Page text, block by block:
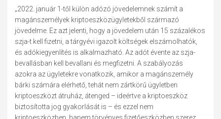
„2022. január 1-től külön adózó jövedelemnek számít a
magánszemélyek kriptoeszközügyletekből származó
jövedelme. Ez azt jelenti, hogy a jövedelem után 15 százalékos
szja-t kell fizetni, a tárgyévi igazolt költségek elszámolhatók,
és adókiegyenlítés is alkalmazható. Az adót évente az szja-
bevallásban kell bevallani és megfizetni. A szabályozás
azokra az ügyletekre vonatkozik, amikor a magánszemély
bárki számára elérhető, tehát nem zártkörű ügyletben
kriptoeszközt átruház, átenged – ideértve a kriptoeszköz
biztosította jog gyakorlását is – és ezzel nem